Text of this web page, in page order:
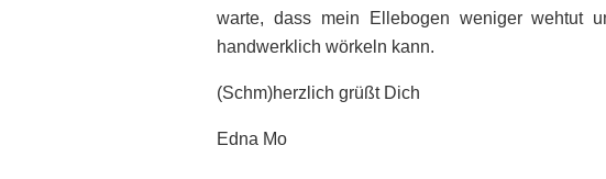
warte, dass mein Ellebogen weniger wehtut
handwerklich wörkeln kann.
(Schm)herzlich grüßt Dich
Edna Mo